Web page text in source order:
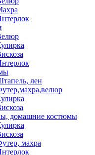
лен
домашние костюмы
махра